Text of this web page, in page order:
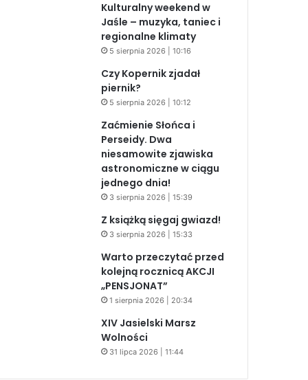
Kulturalny weekend w
Jaśle – muzyka, taniec i
regionalne klimaty
5 sierpnia 2026 | 10:16
Czy Kopernik zjadał
piernik?
5 sierpnia 2026 | 10:12
Zaćmienie Słońca i
Perseidy. Dwa
niesamowite zjawiska
astronomiczne w ciągu
jednego dnia!
3 sierpnia 2026 | 15:39
Z książką sięgaj gwiazd!
3 sierpnia 2026 | 15:33
Warto przeczytać przed
kolejną rocznicą AKCJI
„PENSJONAT”
1 sierpnia 2026 | 20:34
XIV Jasielski Marsz
Wolności
31 lipca 2026 | 11:44